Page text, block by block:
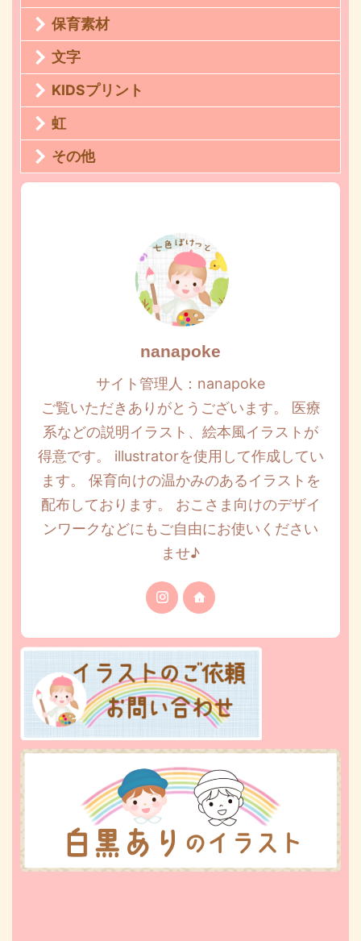
保育素材
文字
KIDSプリント
虹
その他
nanapoke
サイト管理人：nanapoke
ご覧いただきありがとうございます。 医療
系などの説明イラスト、絵本風イラストが
得意です。 illustratorを使用して作成してい
ます。 保育向けの温かみのあるイラストを
配布しております。 おこさま向けのデザイ
ンワークなどにもご自由にお使いください
ませ♪